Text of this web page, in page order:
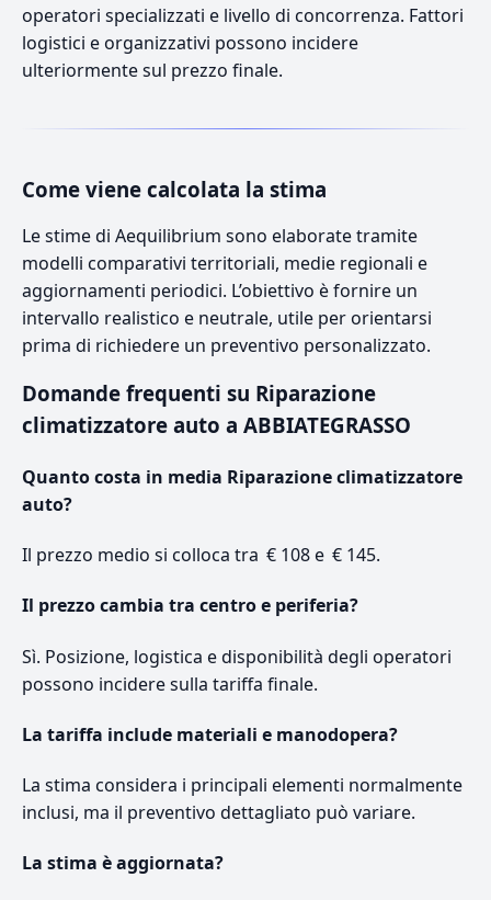
operatori specializzati e livello di concorrenza. Fattori
logistici e organizzativi possono incidere
ulteriormente sul prezzo finale.
Come viene calcolata la stima
Le stime di Aequilibrium sono elaborate tramite
modelli comparativi territoriali, medie regionali e
aggiornamenti periodici. L’obiettivo è fornire un
intervallo realistico e neutrale, utile per orientarsi
prima di richiedere un preventivo personalizzato.
Domande frequenti su Riparazione
climatizzatore auto a ABBIATEGRASSO
Quanto costa in media Riparazione climatizzatore
auto?
Il prezzo medio si colloca tra € 108 e € 145.
Il prezzo cambia tra centro e periferia?
Sì. Posizione, logistica e disponibilità degli operatori
possono incidere sulla tariffa finale.
La tariffa include materiali e manodopera?
La stima considera i principali elementi normalmente
inclusi, ma il preventivo dettagliato può variare.
La stima è aggiornata?